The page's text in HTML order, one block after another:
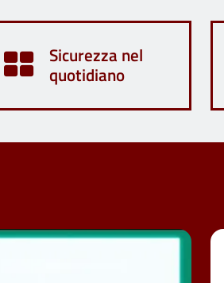
Sicurezza nel
quotidiano